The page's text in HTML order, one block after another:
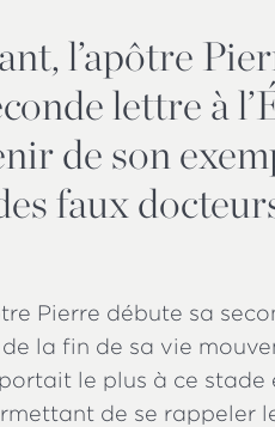
l’apôtre
lettre à
de son
faux
Pierre débute sa
la fin de sa vie
le plus à ce
de se rappeler